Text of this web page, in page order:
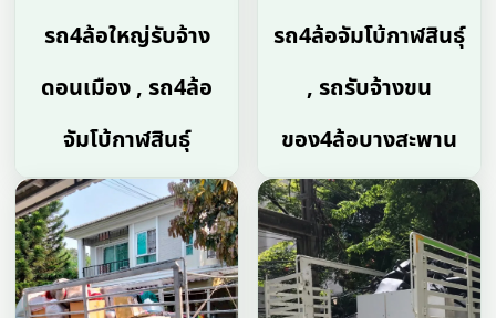
รถ4ล้อใหญ่รับจ้าง
ดอนเมือง , รถ4ล้อ
จัมโบ้กาฬสินธุ์
รถ4ล้อจัมโบ้กาฬสินธุ์
, รถรับจ้างขน
ของ4ล้อบางสะพาน